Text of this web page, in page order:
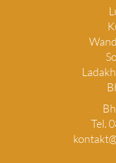
Tel.